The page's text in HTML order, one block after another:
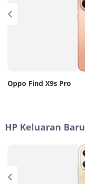
Oppo Find X9s Pro
HP Keluaran Baru